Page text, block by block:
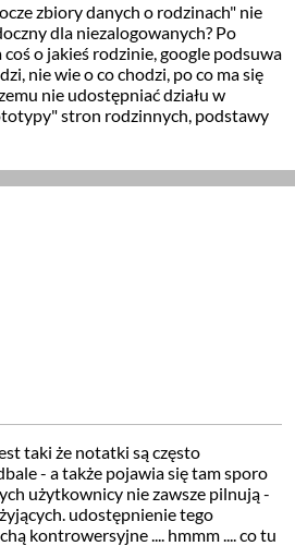
zbiory danych o rodzinach" nie
dla niezalogowanych? Po
o jakieś rodzinie, google podsuwa
nie wie o co chodzi, po co ma się
nie udostępniać działu w
stron rodzinnych, podstawy
taki że notatki są często
- a także pojawia się tam sporo
użytkownicy nie zawsze pilnują -
udostępnienie tego
kontrowersyjne .... hmmm .... co tu